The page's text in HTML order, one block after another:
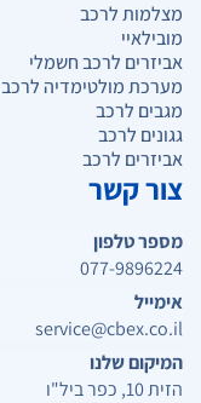
מצלמות לרכב
מובילאיי
אביזרים לרכב חשמלי
מערכת מולטימדיה לרכב
מגבים לרכב
גגונים לרכב
אביזרים לרכב
צור קשר
מספר טלפון
077-9896224
אימייל
service@cbex.co.il
המיקום שלנו
הזית 10, כפר ביל"ו